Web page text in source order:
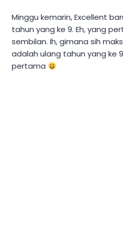
Minggu kemarin, Excellent
tahun yang ke 9. Eh, yang
sembilan. Ih, gimana sih
adalah ulang tahun yang ke
pertama